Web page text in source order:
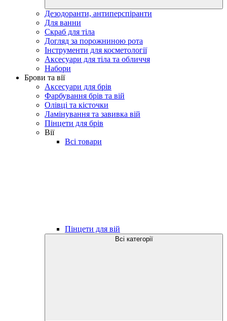
Дезодоранти, антиперспіранти
Для ванни
Скраб для тіла
Догляд за порожниною рота
Інструменти для косметології
Аксесуари для тіла та обличчя
Набори
Брови та вії
Аксесуари для брів
Фарбування брів та вій
Олівці та кісточки
Ламінування та завивка вій
Пінцети для брів
Вії
Всі товари
Пінцети для вій
Всі категорії